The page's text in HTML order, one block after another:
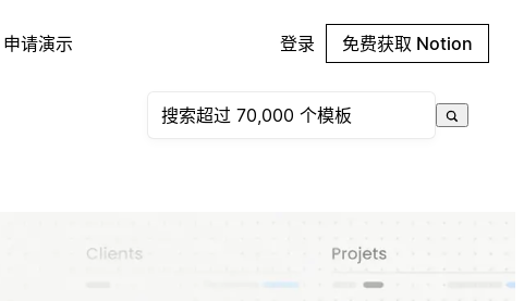
申请演示 登录 免费获取 Notion